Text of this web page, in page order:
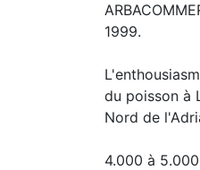
1999.
du poisson à
Nord de
4.000 à